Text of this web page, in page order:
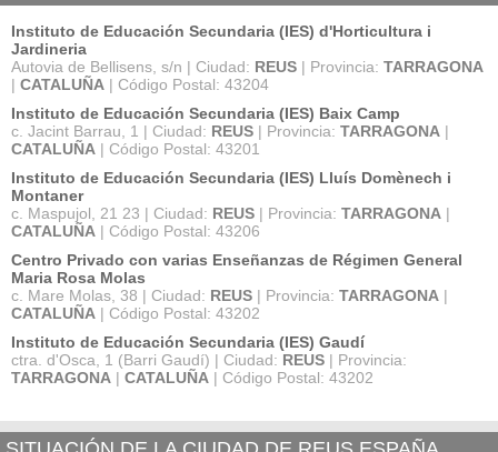
Instituto de Educación Secundaria (IES) d'Horticultura i
Jardineria
Autovia de Bellisens, s/n | Ciudad: REUS | Provincia: TARRAGONA
| CATALUÑA | Código Postal: 43204
Instituto de Educación Secundaria (IES) Baix Camp
c. Jacint Barrau, 1 | Ciudad: REUS | Provincia: TARRAGONA |
CATALUÑA | Código Postal: 43201
Instituto de Educación Secundaria (IES) Lluís Domènech i
Montaner
c. Maspujol, 21 23 | Ciudad: REUS | Provincia: TARRAGONA |
CATALUÑA | Código Postal: 43206
Centro Privado con varias Enseñanzas de Régimen General
Maria Rosa Molas
c. Mare Molas, 38 | Ciudad: REUS | Provincia: TARRAGONA |
CATALUÑA | Código Postal: 43202
Instituto de Educación Secundaria (IES) Gaudí
ctra. d'Osca, 1 (Barri Gaudí) | Ciudad: REUS | Provincia:
TARRAGONA | CATALUÑA | Código Postal: 43202